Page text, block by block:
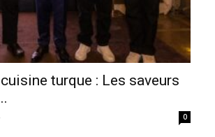
turque : Les saveurs
0